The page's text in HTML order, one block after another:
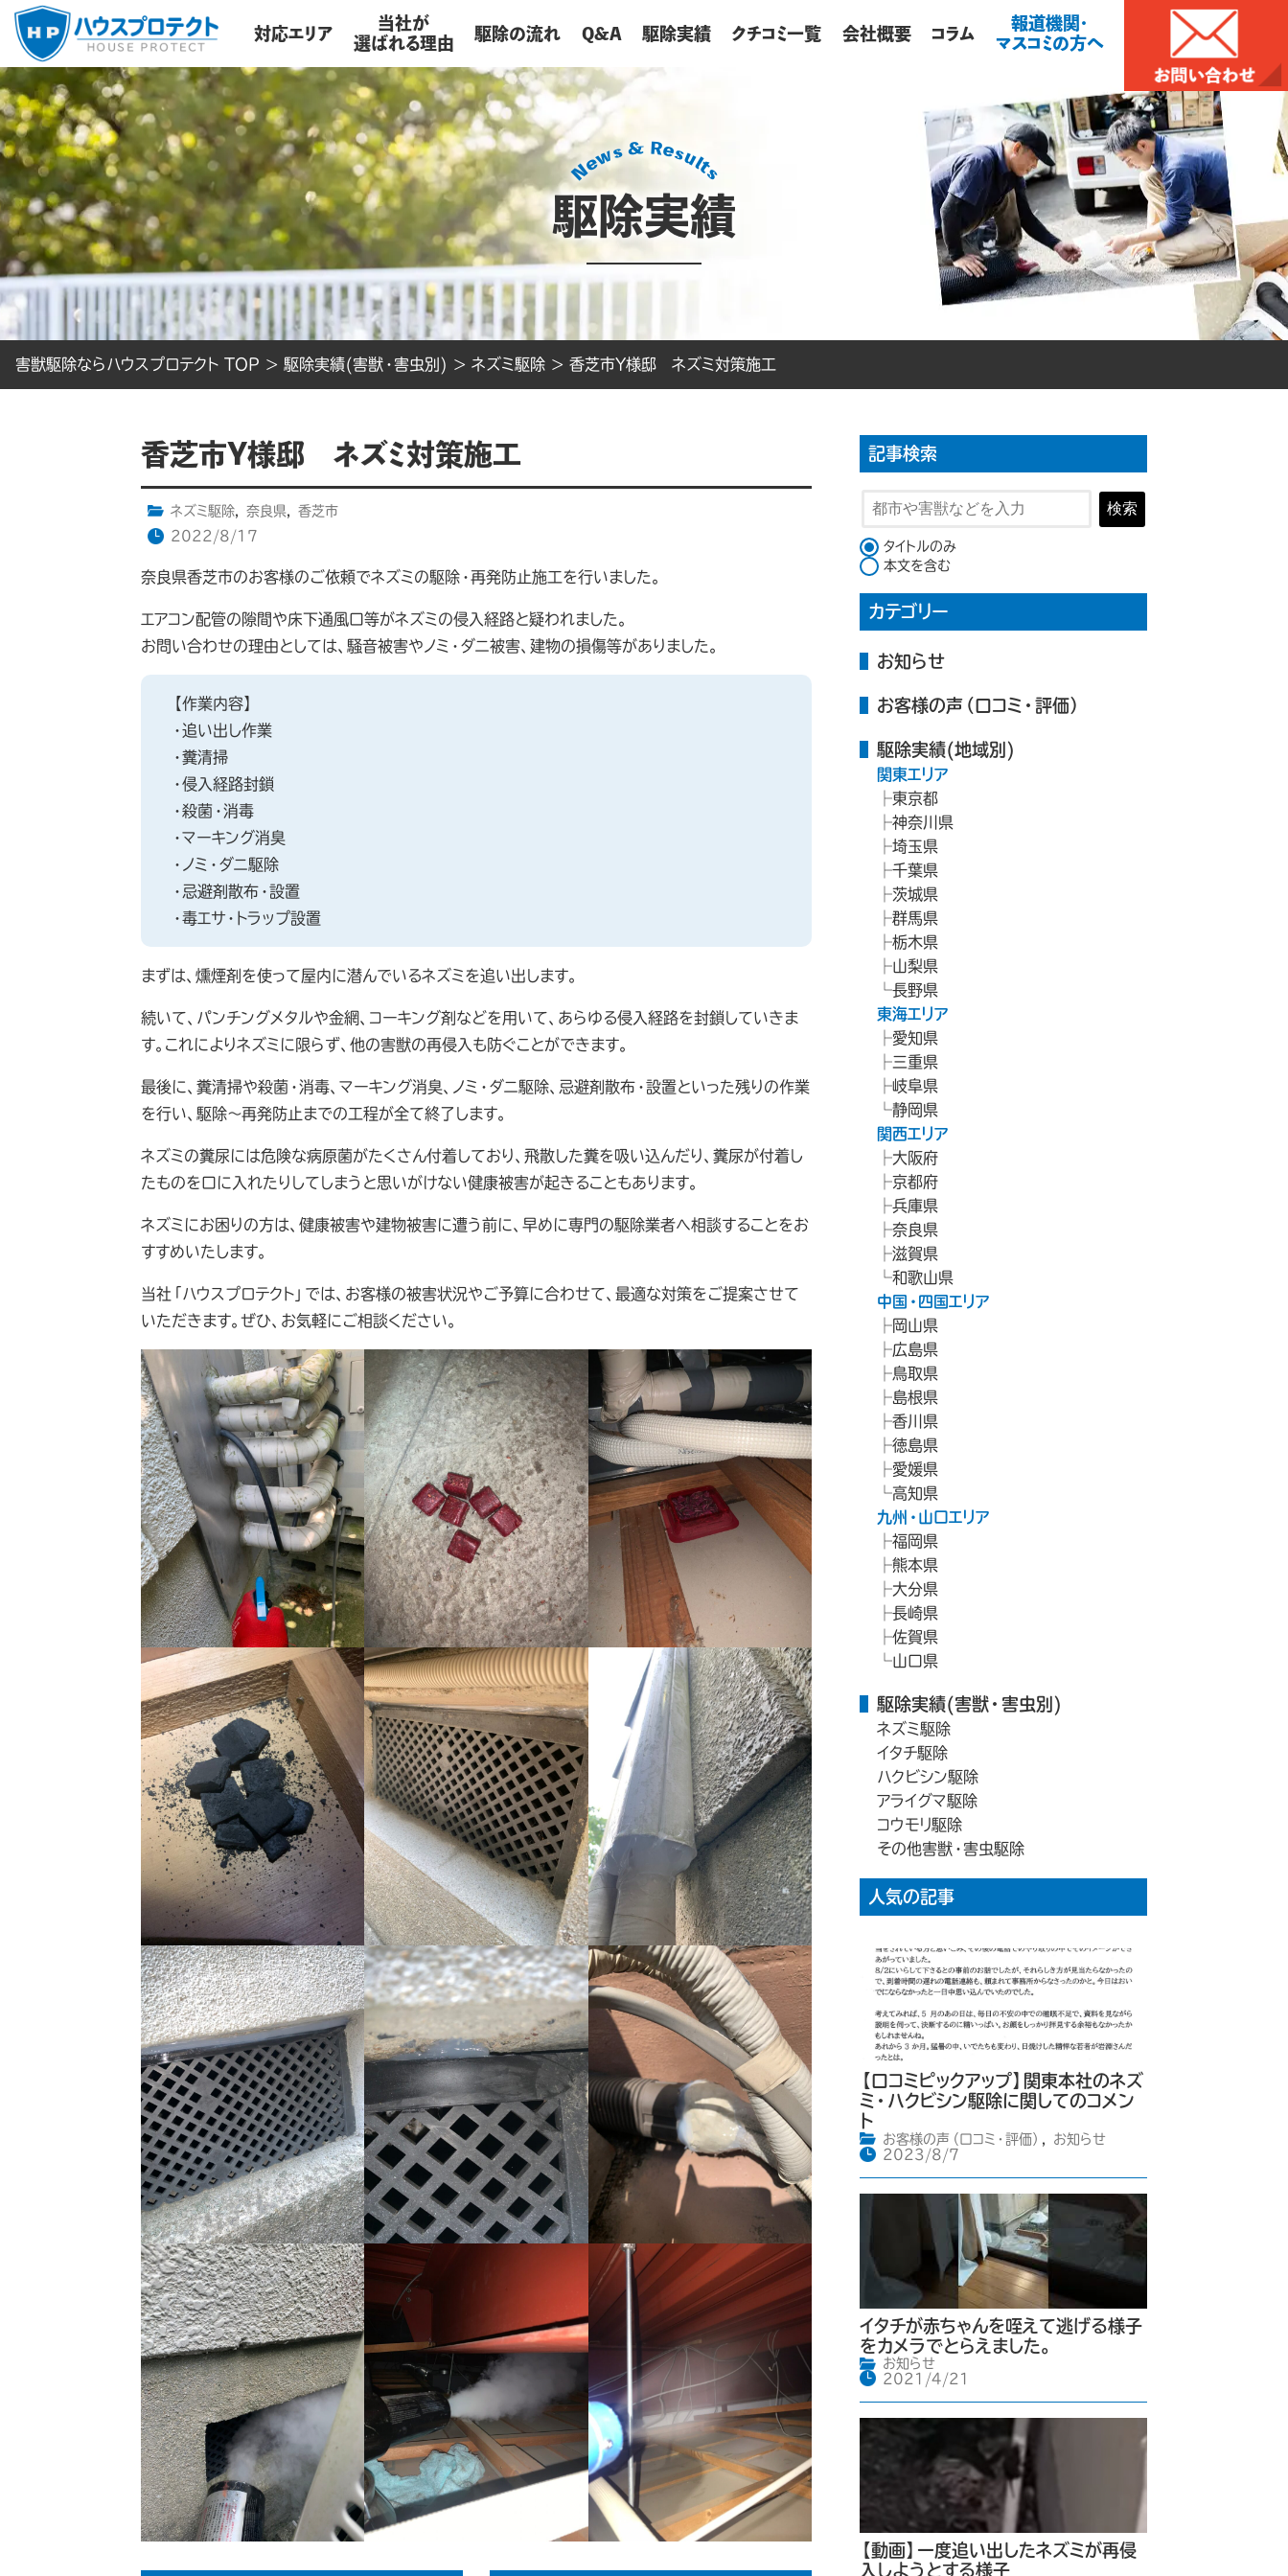
対応エリア
当社が
選ばれる理由
駆除の流れ Q&A 駆除実績 クチコミ一覧 会社概要 コラム
報道機関・
マスコミの方へ
駆除実績
害獣駆除ならハウスプロテクト TOP > 駆除実績(害獣・害虫別) > ネズミ駆除 > 香芝市Y様邸 ネズミ対策施工
香芝市Y様邸 ネズミ対策施工
ネズミ駆除, 奈良県,
香芝市
2022/8/17
奈良県香芝市のお客様のご依頼でネズミの駆除・再発防止施工を行いました。
エアコン配管の隙間や床下通風口等がネズミの侵入経路と疑われました。
お問い合わせの理由としては、騒音被害やノミ・ダニ被害、建物の損傷等がありました。
【作業内容】
・追い出し作業
・糞清掃
・侵入経路封鎖
・殺菌・消毒
・マーキング消臭
・ノミ・ダニ駆除
・忌避剤散布・設置
・毒エサ・トラップ設置
まずは、燻煙剤を使って屋内に潜んでいるネズミを追い出します。
続いて、パンチングメタルや金網、コーキング剤などを用いて、あらゆる侵入経路を封鎖していきま
す。これによりネズミに限らず、他の害獣の再侵入も防ぐことができます。
最後に、糞清掃や殺菌・消毒、マーキング消臭、ノミ・ダニ駆除、忌避剤散布・設置といった残りの作業
を行い、駆除～再発防止までの工程が全て終了します。
ネズミの糞尿には危険な病原菌がたくさん付着しており、飛散した糞を吸い込んだり、糞尿が付着し
たものを口に入れたりしてしまうと思いがけない健康被害が起きることもあります。
ネズミにお困りの方は、健康被害や建物被害に遭う前に、早めに専門の駆除業者へ相談することをお
すすめいたします。
当社「ハウスプロテクト」では、お客様の被害状況やご予算に合わせて、最適な対策をご提案させて
いただきます。ぜひ、お気軽にご相談ください。
記事検索
検索
検索対象
タイトルのみ
本文を含む
カテゴリー
お知らせ
お客様の声（口コミ・評価）
駆除実績(地域別)
関東エリア
東京都
神奈川県
埼玉県
千葉県
茨城県
群馬県
栃木県
山梨県
長野県
東海エリア
愛知県
三重県
岐阜県
静岡県
関西エリア
大阪府
京都府
兵庫県
奈良県
滋賀県
和歌山県
中国・四国エリア
岡山県
広島県
鳥取県
島根県
香川県
徳島県
愛媛県
高知県
九州・山口エリア
福岡県
熊本県
大分県
長崎県
佐賀県
山口県
駆除実績(害獣・害虫別)
ネズミ駆除
イタチ駆除
ハクビシン駆除
アライグマ駆除
コウモリ駆除
その他害獣・害虫駆除
人気の記事
【口コミピックアップ】関東本社のネズ
ミ・ハクビシン駆除に関してのコメン
ト
お客様の声（口コミ・評価）
お知らせ
2023/8/7
イタチが赤ちゃんを咥えて逃げる様子
をカメラでとらえました。
お知らせ
2021/4/21
【動画】一度追い出したネズミが再侵
入しようとする様子